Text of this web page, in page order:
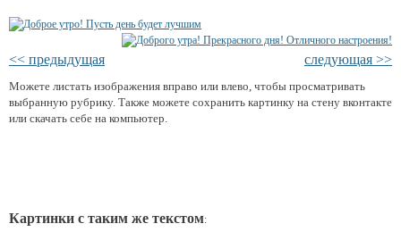
<< предыдущая следующая >>
Можете листать изображения вправо или влево, чтобы просматривать
выбранную рубрику. Также можете сохранить картинку на стену вконтакте
или скачать себе на компьютер.
Картинки с таким же текстом: